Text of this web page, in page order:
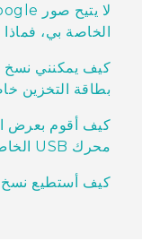
الخاصة بي،
كيف يمكنني نسخ
بطاقة التخزين
كيف أقوم بعرض
محرك USB الخاص بي؟
كيف أستطيع نسخ